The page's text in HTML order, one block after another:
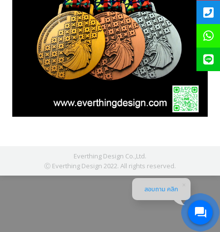
Everthing Design Co.,Ltd.
Ⓒ Everthing Design 2022. All rights reserved.
สอบถาม คลิก